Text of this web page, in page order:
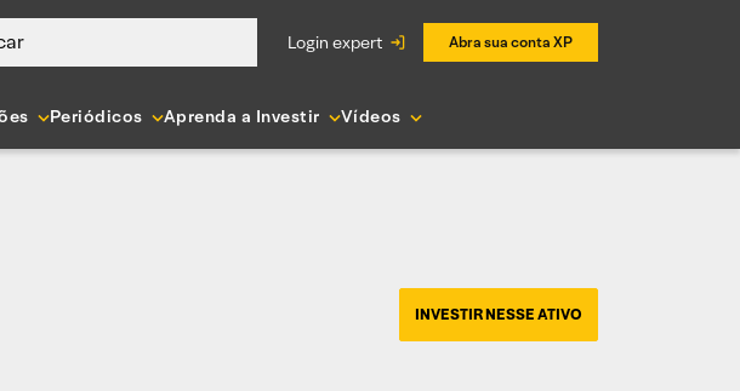
login expert Abra sua conta XP
Periódicos Aprenda a Investir Vídeos
INVESTIR NESSE ATIVO